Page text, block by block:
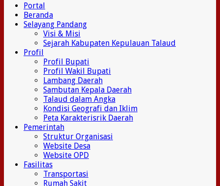
Portal
Beranda
Selayang Pandang
Visi & Misi
Sejarah Kabupaten Kepulauan Talaud
Profil
Profil Bupati
Profil Wakil Bupati
Lambang Daerah
Sambutan Kepala Daerah
Talaud dalam Angka
Kondisi Geografi dan Iklim
Peta Karakterisrik Daerah
Pemerintah
Struktur Organisasi
Website Desa
Website OPD
Fasilitas
Transportasi
Rumah Sakit